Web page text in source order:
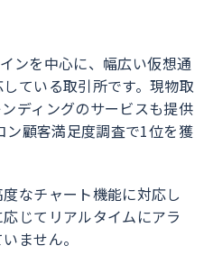
ンを中心に、幅広い仮想通
ている取引所です。現物取
ディングのサービスも提供
ン顧客満足度調査で1位を獲
なチャート機能に対応し
じてリアルタイムにアラ
ません。